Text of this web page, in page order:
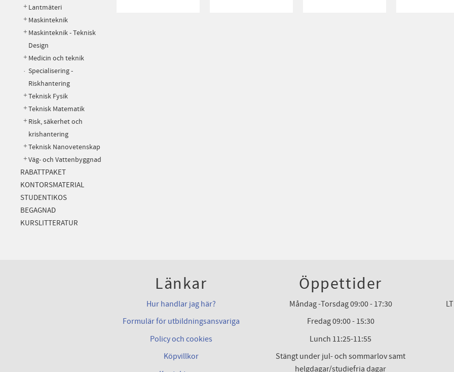
Lantmäteri
Maskinteknik
Maskinteknik - Teknisk
Design
Medicin och teknik
Specialisering -
Riskhantering
Teknisk Fysik
Teknisk Matematik
Risk, säkerhet och
krishantering
Teknisk Nanovetenskap
Väg- och Vattenbyggnad
RABATTPAKET
KONTORSMATERIAL
STUDENTIKOS
BEGAGNAD
KURSLITTERATUR
Länkar
Hur handlar jag här?
Formulär för utbildningsansvariga
Policy och cookies
Köpvillkor
Öppettider
Måndag -Torsdag 09:00 - 17:30
Fredag 09:00 - 15:30
Lunch 11:25-11:55
Stängt under jul- och sommarlov samt
helgdagar/studiefria dagar